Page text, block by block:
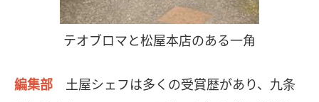
テオブロマと松屋本店のある一角
編集部
土屋シェフは多くの受賞歴があり、九条